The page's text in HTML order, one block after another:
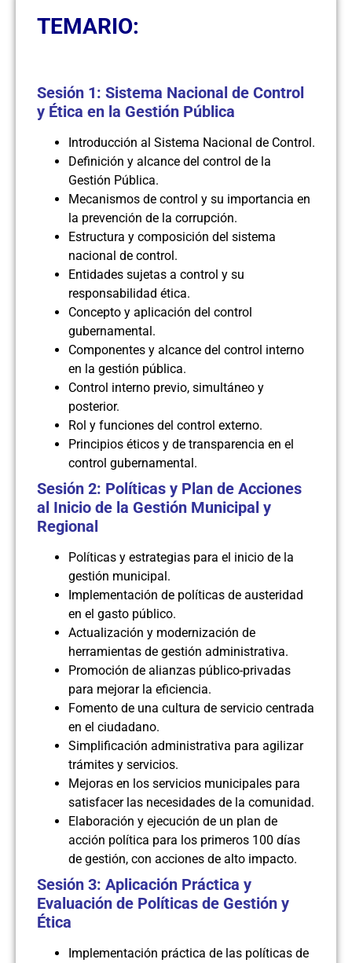
TEMARIO:
Sesión 1: Sistema Nacional de Control
y Ética en la Gestión Pública
Introducción al Sistema Nacional de Control.
Definición y alcance del control de la
Gestión Pública.
Mecanismos de control y su importancia en
la prevención de la corrupción.
Estructura y composición del sistema
nacional de control.
Entidades sujetas a control y su
responsabilidad ética.
Concepto y aplicación del control
gubernamental.
Componentes y alcance del control interno
en la gestión pública.
Control interno previo, simultáneo y
posterior.
Rol y funciones del control externo.
Principios éticos y de transparencia en el
control gubernamental.
Sesión 2: Políticas y Plan de Acciones
al Inicio de la Gestión Municipal y
Regional
Políticas y estrategias para el inicio de la
gestión municipal.
Implementación de políticas de austeridad
en el gasto público.
Actualización y modernización de
herramientas de gestión administrativa.
Promoción de alianzas público-privadas
para mejorar la eficiencia.
Fomento de una cultura de servicio centrada
en el ciudadano.
Simplificación administrativa para agilizar
trámites y servicios.
Mejoras en los servicios municipales para
satisfacer las necesidades de la comunidad.
Elaboración y ejecución de un plan de
acción política para los primeros 100 días
de gestión, con acciones de alto impacto.
Sesión 3: Aplicación Práctica y
Evaluación de Políticas de Gestión y
Ética
Implementación práctica de las políticas de